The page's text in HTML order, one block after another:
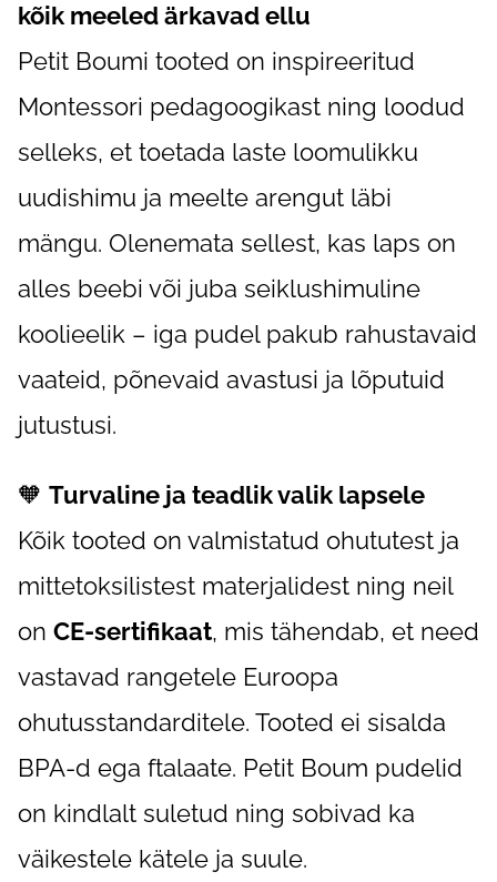
kõik meeled ärkavad ellu
Petit Boumi tooted on inspireeritud
Montessori pedagoogikast ning loodud
selleks, et toetada laste loomulikku
uudishimu ja meelte arengut läbi
mängu. Olenemata sellest, kas laps on
alles beebi või juba seiklushimuline
koolieelik – iga pudel pakub rahustavaid
vaateid, põnevaid avastusi ja lõputuid
jutustusi.
🧡 Turvaline ja teadlik valik lapsele
Kõik tooted on valmistatud ohututest ja
mittetoksilistest materjalidest ning neil
on CE-sertifikaat, mis tähendab, et need
vastavad rangetele Euroopa
ohutusstandarditele. Tooted ei sisalda
BPA-d ega ftalaate. Petit Boum pudelid
on kindlalt suletud ning sobivad ka
väikestele kätele ja suule.